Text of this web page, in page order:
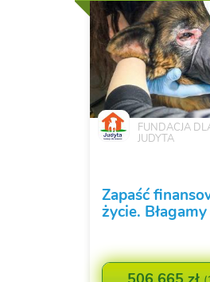
FUNDACJA
JUDYTA
Zapaść
życie.